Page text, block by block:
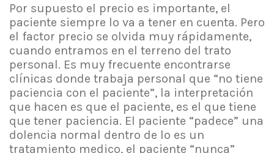
Por supuesto el precio es importante, el
paciente siempre lo va a tener en cuenta. Pero
el factor precio se olvida muy rápidamente,
cuando entramos en el terreno del trato
personal. Es muy frecuente encontrarse
clínicas donde trabaja personal que “no tiene
paciencia con el paciente”, la interpretación
que hacen es que el paciente, es el que tiene
que tener paciencia. El paciente “padece” una
dolencia normal dentro de lo es un
tratamiento medico, el paciente “nunca”